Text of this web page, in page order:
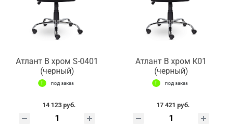
Атлант В хром S-0401
(черный)
под заказ
14 123 руб.
Атлант В хром К01
(черный)
под заказ
17 421 руб.